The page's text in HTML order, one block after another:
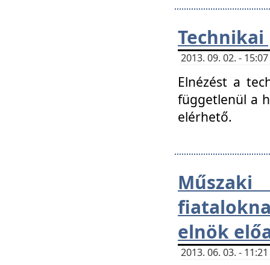
2013. 09. 02. -
Elnézést a
függetlenül a
elérhető.
elnök
2013. 06. 03. -